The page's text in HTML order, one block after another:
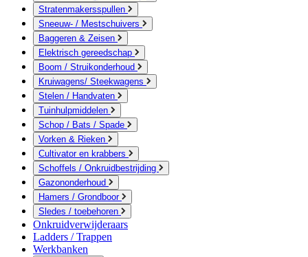
Stratenmakersspullen
Sneeuw- / Mestschuivers
Baggeren & Zeisen
Elektrisch gereedschap
Boom / Struikonderhoud
Kruiwagens/ Steekwagens
Stelen / Handvaten
Tuinhulpmiddelen
Schop / Bats / Spade
Vorken & Rieken
Cultivator en krabbers
Schoffels / Onkruidbestrijding
Gazononderhoud
Hamers / Grondboor
Sledes / toebehoren
Onkruidverwijderaars
Ladders / Trappen
Werkbanken